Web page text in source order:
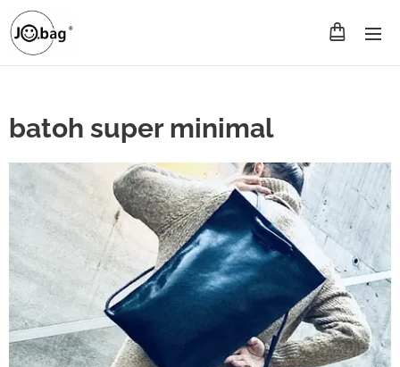
batoh super minimal